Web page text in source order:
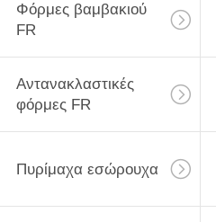
Φόρμες βαμβακιού
FR
Αντανακλαστικές
φόρμες FR
Πυρίμαχα εσώρουχα